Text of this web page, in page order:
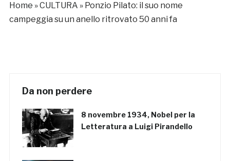
Home »CULTURA » Ponzio Pilato: il suo nome
campeggia su un anello ritrovato 50 anni fa
Da non perdere
8 novembre 1934, Nobel per la
Letteratura a Luigi Pirandello